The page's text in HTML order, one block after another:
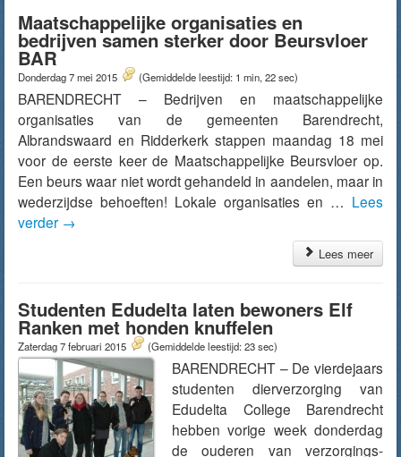
Maatschappelijke organisaties en
bedrijven samen sterker door Beursvloer
BAR
Donderdag 7 mei 2015 (Gemiddelde leestijd: 1 min, 22 sec)
BARENDRECHT – Bedrijven en maatschappelijke
organisaties van de gemeenten Barendrecht,
Albrandswaard en Ridderkerk stappen maandag 18 mei
voor de eerste keer de Maatschappelijke Beursvloer op.
Een beurs waar niet wordt gehandeld in aandelen, maar in
wederzijdse behoeften! Lokale organisaties en … Lees
verder →
Lees meer
Studenten Edudelta laten bewoners Elf
Ranken met honden knuffelen
Zaterdag 7 februari 2015 (Gemiddelde leestijd: 23 sec)
BARENDRECHT – De vierdejaars
studenten dierverzorging van
Edudelta College Barendrecht
hebben vorige week donderdag
de ouderen van verzorgings-